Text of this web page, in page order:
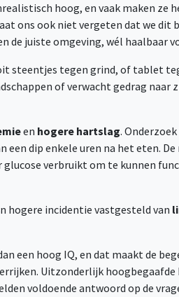
hoog, en vaak maken ze
ons ook niet vergeten dat we
de juiste omgeving, wél haalbaar
steentjes tegen grind, of tablet
of verwacht gedrag
en hogere hartslag.
dip enkele uren na het eten.
verbruikt om te kunnen
hogere incidentie vastgesteld van
een hoog IQ, en dat maakt de
Uitzonderlijk
voldoende antwoord op de